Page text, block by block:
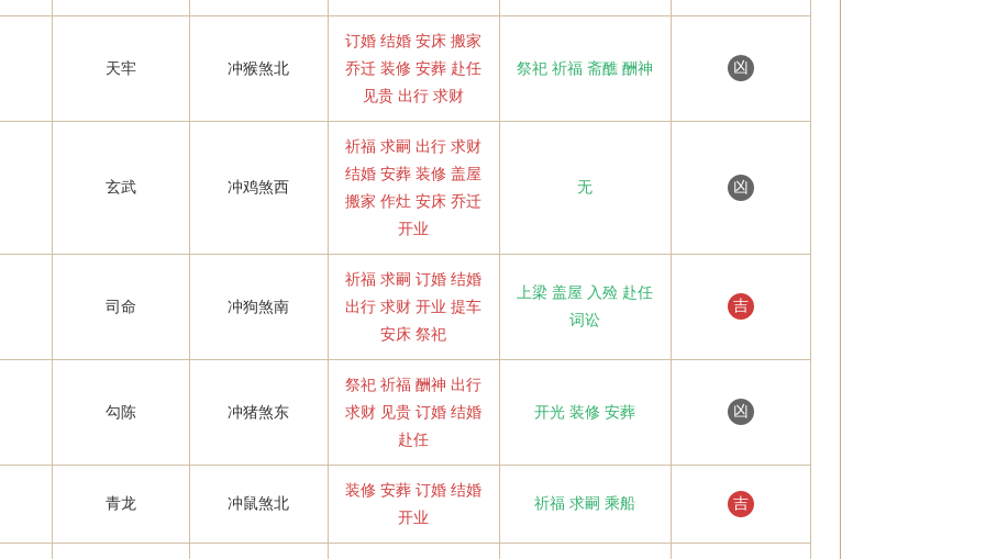
天牢 冲猴煞北
订婚 结婚 安床 搬家
乔迁 装修 安葬 赴任
见贵 出行 求财
祭祀 祈福 斋醮 酬神 凶
玄武 冲鸡煞西
祈福 求嗣 出行 求财
结婚 安葬 装修 盖屋
搬家 作灶 安床 乔迁
开业
无 凶
司命 冲狗煞南
祈福 求嗣 订婚 结婚
出行 求财 开业 提车
安床 祭祀
上梁 盖屋 入殓 赴任
词讼
吉
勾陈 冲猪煞东
祭祀 祈福 酬神 出行
求财 见贵 订婚 结婚
赴任
开光 装修 安葬 凶
青龙 冲鼠煞北
装修 安葬 订婚 结婚
开业
祈福 求嗣 乘船 吉